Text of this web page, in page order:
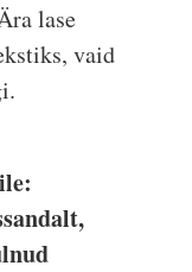
lase
vaid